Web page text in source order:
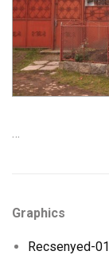
Graphics
Recsenyed-